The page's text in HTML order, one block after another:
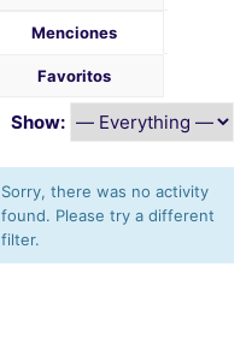
Menciones
Favoritos
Show:
Sorry, there was no activity
found. Please try a different
filter.